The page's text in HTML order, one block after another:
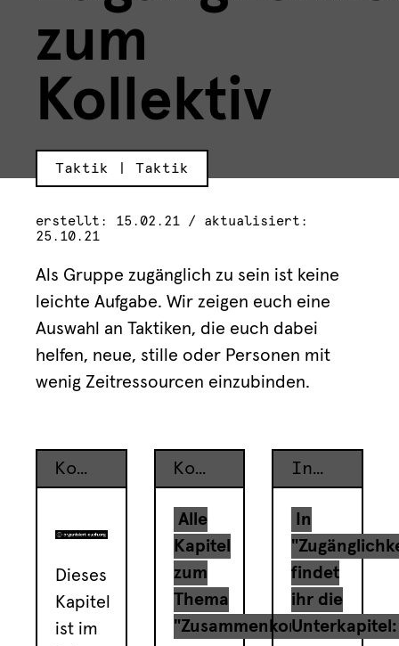
zum
Kollektiv
Taktik | Taktik
erstellt: 15.02.21 / aktualisiert:
25.10.21
Als Gruppe zugänglich zu sein ist keine
leichte Aufgabe. Wir zeigen euch eine
Auswahl an Taktiken, die euch dabei
helfen, neue, stille oder Personen mit
wenig Zeitressourcen einzubinden.
Kontext
Dieses
Kapitel
ist im
Kontext
Alle
Kapitel
zum
Thema
"Zusammenkommen":
Inhaltsverzeichnis
In
findet
ihr die
Unterkapitel: